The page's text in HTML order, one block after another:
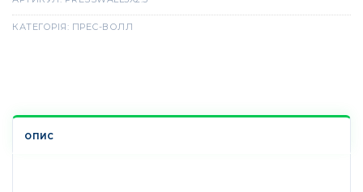
КАТЕГОРІЯ: ПРЕС-ВОЛЛ
ОПИС